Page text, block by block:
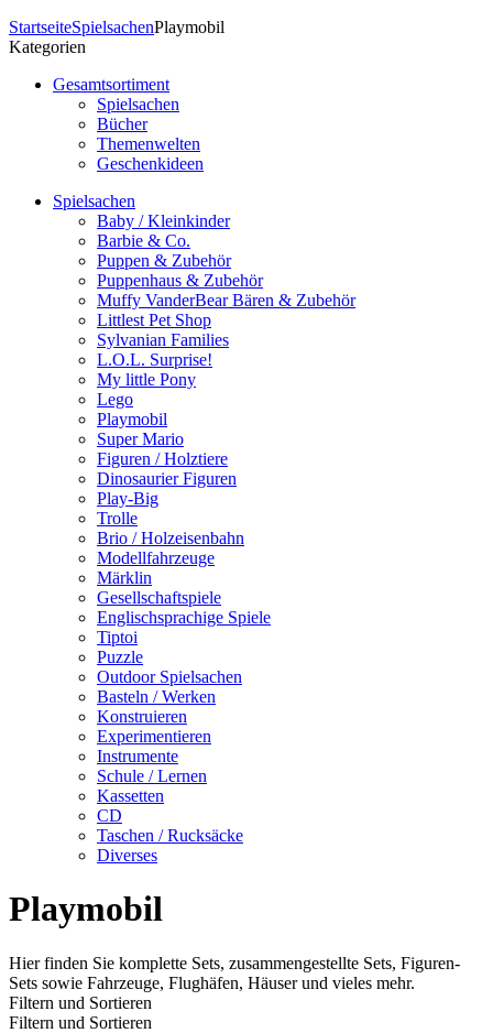
StartseiteSpielsachenPlaymobil
Kategorien
Gesamtsortiment
Spielsachen
Bücher
Themenwelten
Geschenkideen
Spielsachen
Baby / Kleinkinder
Barbie & Co.
Puppen & Zubehör
Puppenhaus & Zubehör
Muffy VanderBear Bären & Zubehör
Littlest Pet Shop
Sylvanian Families
L.O.L. Surprise!
My little Pony
Lego
Playmobil
Super Mario
Figuren / Holztiere
Dinosaurier Figuren
Play-Big
Trolle
Brio / Holzeisenbahn
Modellfahrzeuge
Märklin
Gesellschaftspiele
Englischsprachige Spiele
Tiptoi
Puzzle
Outdoor Spielsachen
Basteln / Werken
Konstruieren
Experimentieren
Instrumente
Schule / Lernen
Kassetten
CD
Taschen / Rucksäcke
Diverses
Playmobil
Hier finden Sie komplette Sets, zusammengestellte Sets, Figuren-
Sets sowie Fahrzeuge, Flughäfen, Häuser und vieles mehr.
Filtern und Sortieren
Filtern und Sortieren